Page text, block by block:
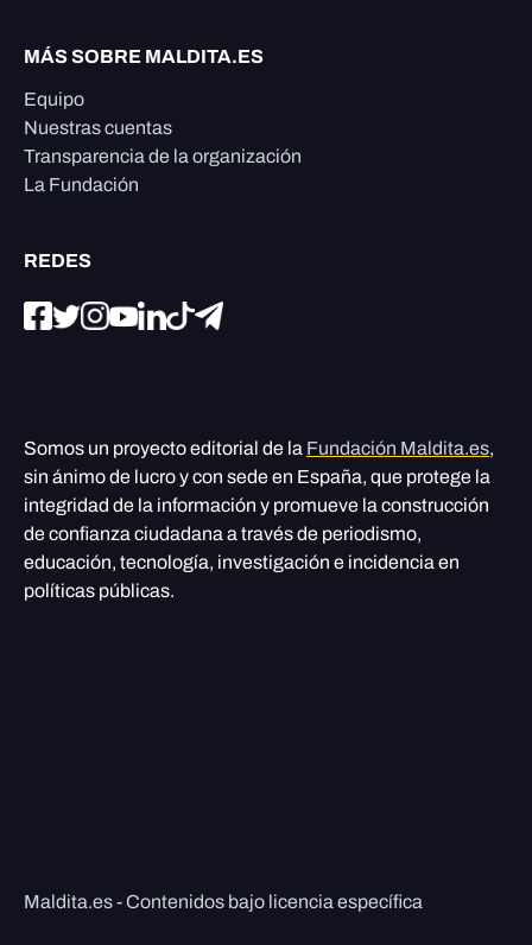
MÁS SOBRE MALDITA.ES
Equipo
Nuestras cuentas
Transparencia de la organización
La Fundación
REDES
Somos un proyecto editorial de la Fundación Maldita.es,
sin ánimo de lucro y con sede en España, que protege la
integridad de la información y promueve la construcción
de confianza ciudadana a través de periodismo,
educación, tecnología, investigación e incidencia en
políticas públicas.
Maldita.es - Contenidos bajo licencia específica